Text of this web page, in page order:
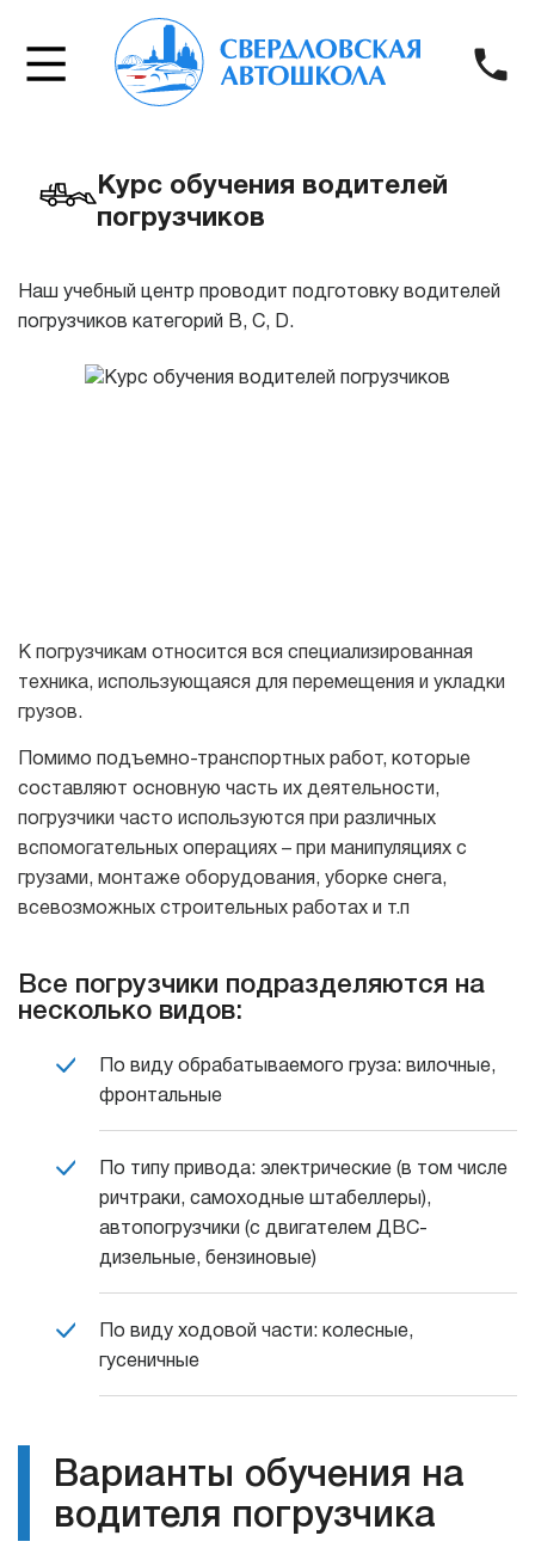
Курс обучения водителей
погрузчиков
Наш учебный центр проводит подготовку водителей
погрузчиков категорий В, С, D.
К погрузчикам относится вся специализированная
техника, использующаяся для перемещения и укладки
грузов.
Помимо подъемно-транспортных работ, которые
составляют основную часть их деятельности,
погрузчики часто используются при различных
вспомогательных операциях – при манипуляциях с
грузами, монтаже оборудования, уборке снега,
всевозможных строительных работах и т.п
Все погрузчики подразделяются на
несколько видов:
По виду обрабатываемого груза: вилочные,
фронтальные
По типу привода: электрические (в том числе
ричтраки, самоходные штабеллеры),
автопогрузчики (с двигателем ДВС-
дизельные, бензиновые)
По виду ходовой части: колесные,
гусеничные
Варианты обучения на
водителя погрузчика